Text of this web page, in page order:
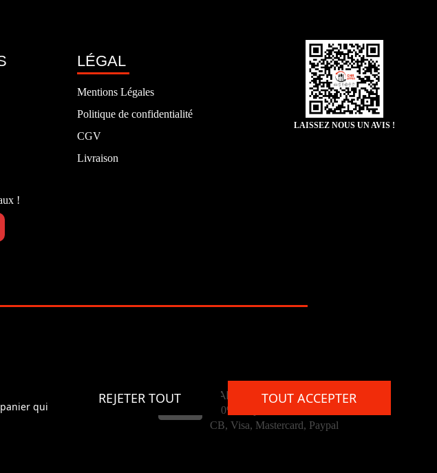
!
LÉGAL
Mentions Légales
Politique de confidentialité
CGV
Livraison
LAISSEZ NOUS UN AVIS !
PAIEMENT
100% simple et sécurisé
CB, Visa, Mastercard, Paypal
qui
REJETER TOUT TOUT ACCEPTER